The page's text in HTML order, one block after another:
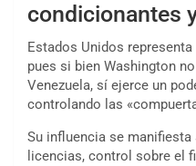
condicionantes
Estados Unidos
pues si bien Washington
Venezuela, sí ejerce un
controlando las
Su influencia se
licencias, control sobre el